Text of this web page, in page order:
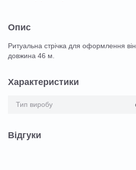
Опис
Ритуальна стрічка для оформлення
довжина 46 м.
Характеристики
Тип виробу
Відгуки